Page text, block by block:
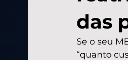
das
Se o seu
“quanto